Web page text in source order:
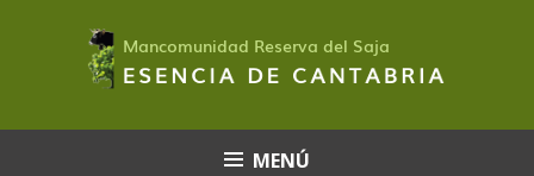
contenido
MENÚ